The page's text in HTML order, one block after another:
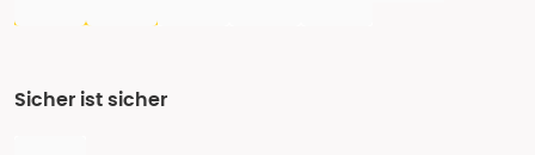
Sicher ist sicher